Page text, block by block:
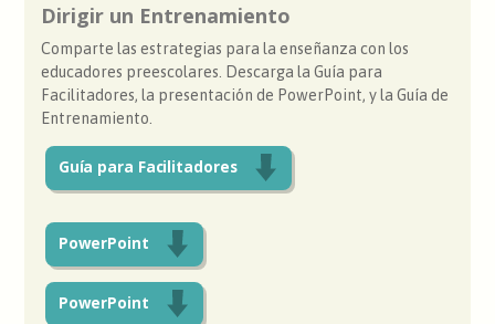
Dirigir un Entrenamiento
Comparte las estrategias para la enseñanza con los
educadores preescolares. Descarga la Guía para
Facilitadores, la presentación de PowerPoint, y la Guía de
Entrenamiento.
Guía para Facilitadores
PowerPoint
PowerPoint